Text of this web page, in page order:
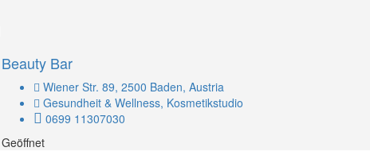
Beauty Bar
Wiener Str. 89, 2500 Baden, Austria
Gesundheit & Wellness, Kosmetikstudio
0699 11307030
Geöffnet